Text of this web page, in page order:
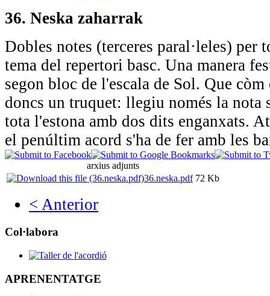
36. Neska zaharrak
Dobles notes (terceres paral·leles) per
tema del repertori basc. Una manera
segon bloc de l'escala de Sol. Que
doncs un truquet: llegiu només la nota
tota l'estona amb dos dits enganxats.
el penúltim acord s'ha de fer amb les
arxius adjunts
36.neska.pdf 72 Kb
< Anterior
Col·labora
APRENENTATGE